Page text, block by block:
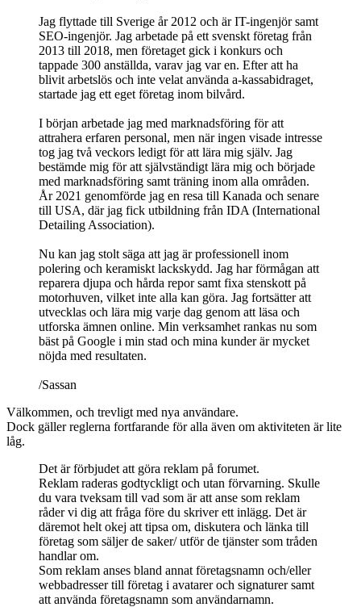
Jag flyttade till Sverige år 2012 och är IT-ingenjör samt
SEO-ingenjör. Jag arbetade på ett svenskt företag från
2013 till 2018, men företaget gick i konkurs och
tappade 300 anställda, varav jag var en. Efter att ha
blivit arbetslös och inte velat använda a-kassabidraget,
startade jag ett eget företag inom bilvård.
I början arbetade jag med marknadsföring för att
attrahera erfaren personal, men när ingen visade intresse
tog jag två veckors ledigt för att lära mig själv. Jag
bestämde mig för att självständigt lära mig och började
med marknadsföring samt träning inom alla områden.
År 2021 genomförde jag en resa till Kanada och senare
till USA, där jag fick utbildning från IDA (International
Detailing Association).
Nu kan jag stolt säga att jag är professionell inom
polering och keramiskt lackskydd. Jag har förmågan att
reparera djupa och hårda repor samt fixa stenskott på
motorhuven, vilket inte alla kan göra. Jag fortsätter att
utvecklas och lära mig varje dag genom att läsa och
utforska ämnen online. Min verksamhet rankas nu som
bäst på Google i min stad och mina kunder är mycket
nöjda med resultaten.
/Sassan
Välkommen, och trevligt med nya användare.
Dock gäller reglerna fortfarande för alla även om aktiviteten är lite
låg.
Det är förbjudet att göra reklam på forumet.
Reklam raderas godtyckligt och utan förvarning. Skulle
du vara tveksam till vad som är att anse som reklam
råder vi dig att fråga före du skriver ett inlägg. Det är
däremot helt okej att tipsa om, diskutera och länka till
företag som säljer de saker/ utför de tjänster som tråden
handlar om.
Som reklam anses bland annat företagsnamn och/eller
webbadresser till företag i avatarer och signaturer samt
att använda företagsnamn som användarnamn.